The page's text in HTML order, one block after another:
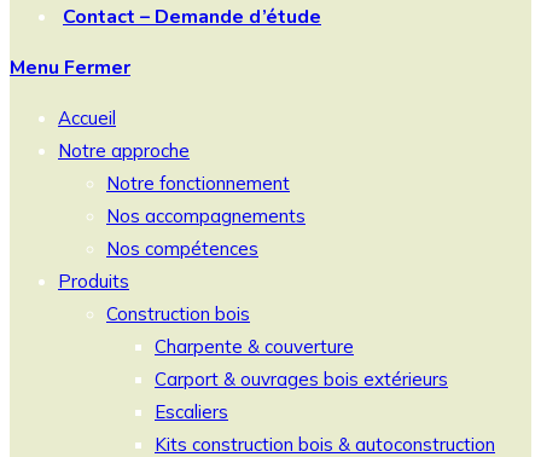
Contact – Demande d’étude
Menu Fermer
Accueil
Notre approche
Notre fonctionnement
Nos accompagnements
Nos compétences
Produits
Construction bois
Charpente & couverture
Carport & ouvrages bois extérieurs
Escaliers
Kits construction bois & autoconstruction